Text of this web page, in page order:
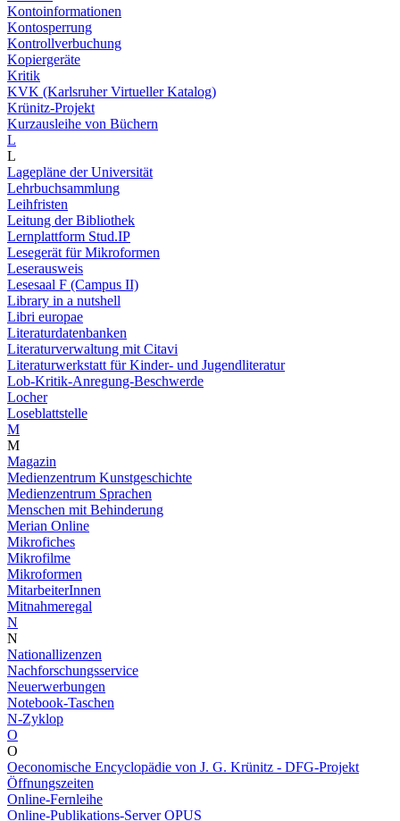
Kontoinformationen
Kontosperrung
Kontrollverbuchung
Kopiergeräte
Kritik
KVK (Karlsruher Virtueller Katalog)
Krünitz-Projekt
Kurzausleihe von Büchern
L
L
Lagepläne der Universität
Lehrbuchsammlung
Leihfristen
Leitung der Bibliothek
Lernplattform Stud.IP
Lesegerät für Mikroformen
Leserausweis
Lesesaal F (Campus II)
Library in a nutshell
Libri europae
Literaturdatenbanken
Literaturverwaltung mit Citavi
Literaturwerkstatt für Kinder- und Jugendliteratur
Lob-Kritik-Anregung-Beschwerde
Locher
Loseblattstelle
M
M
Magazin
Medienzentrum Kunstgeschichte
Medienzentrum Sprachen
Menschen mit Behinderung
Merian Online
Mikrofiches
Mikrofilme
Mikroformen
MitarbeiterInnen
Mitnahmeregal
N
N
Nationallizenzen
Nachforschungsservice
Neuerwerbungen
Notebook-Taschen
N-Zyklop
O
O
Oeconomische Encyclopädie von J. G. Krünitz - DFG-Projekt
Öffnungszeiten
Online-Fernleihe
Online-Publikations-Server OPUS